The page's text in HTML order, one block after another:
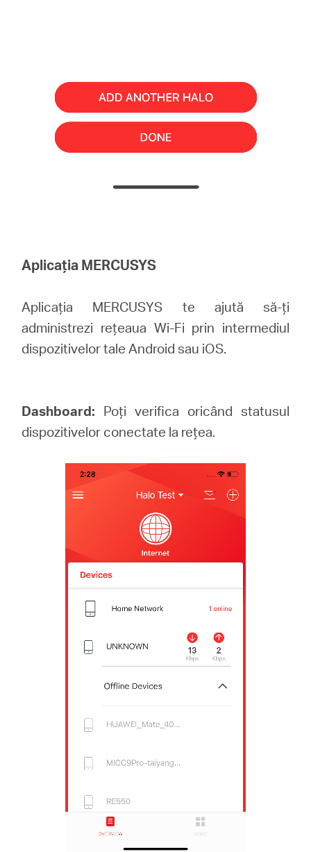
Aplicația MERCUSYS
Aplicația MERCUSYS te ajută să-ți
administrezi rețeaua Wi-Fi prin intermediul
dispozitivelor tale Android sau iOS.
Dashboard: Poți verifica oricând statusul
dispozitivelor conectate la rețea.